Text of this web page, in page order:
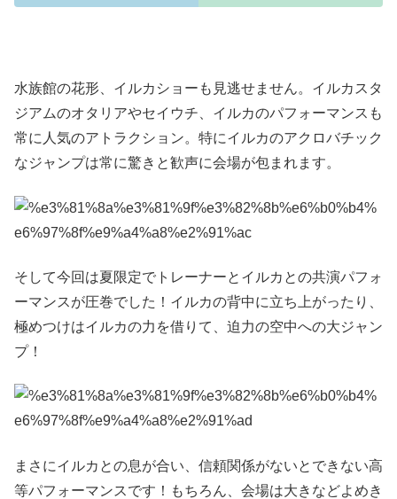
水族館の花形、イルカショーも見逃せません。イルカスタ
ジアムのオタリアやセイウチ、イルカのパフォーマンスも
常に人気のアトラクション。特にイルカのアクロバチック
なジャンプは常に驚きと歓声に会場が包まれます。
そして今回は夏限定でトレーナーとイルカとの共演パフォ
ーマンスが圧巻でした！イルカの背中に立ち上がったり、
極めつけはイルカの力を借りて、迫力の空中への大ジャン
プ！
まさにイルカとの息が合い、信頼関係がないとできない高
等パフォーマンスです！もちろん、会場は大きなどよめき